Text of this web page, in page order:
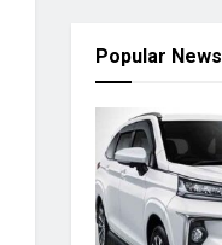
Popular News